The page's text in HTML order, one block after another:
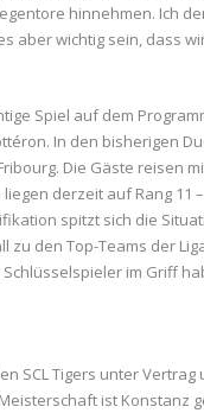
hinnehmen. Ich
aber wichtig sein, dass
Spiel auf dem
In den bisherigen
Die Gäste reisen
derzeit auf Rang 11
spitzt sich die
zu den Top-Teams der
im Griff
SCL Tigers unter
ist Konstanz